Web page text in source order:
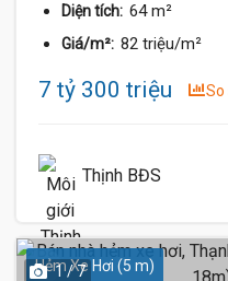
Diện tích: 64 m²
Giá/m²: 82 triệu/m²
7 tỷ 300 triệu So
Thịnh BĐS
Hẻm Xe Hơi (5 m)
1 / 7